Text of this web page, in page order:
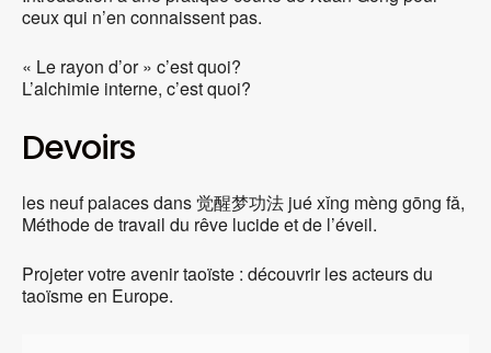
ceux qui n’en connaissent pas.
« Le rayon d’or » c’est quoi?
L’alchimie interne, c’est quoi?
Devoirs
les neuf palaces dans 觉醒梦功法 jué xǐng mèng gōng fǎ,
Méthode de travail du rêve lucide et de l’éveil.
Projeter votre avenir taoïste : découvrir les acteurs du
taoïsme en Europe.